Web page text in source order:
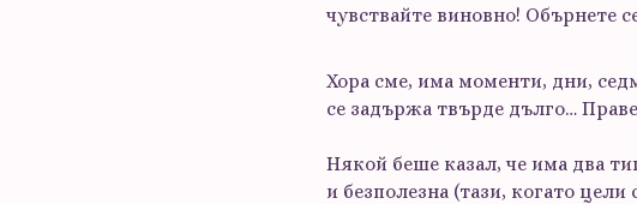
чувствайте виновно! Обърнете
Хора сме, има моменти, дни,
се задържа твърде дълго…
Някой беше казал, че има два
и безполезна (тази, когато